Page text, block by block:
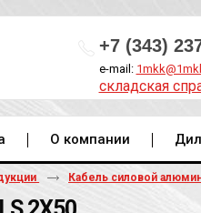
+7 (343)
e-mail:
складская
О компании
Кабель силовой